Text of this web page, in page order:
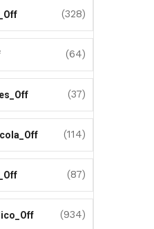
(328)
(64)
(37)
(114)
(87)
(934)